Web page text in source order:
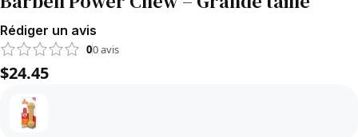
Rédiger un avis
00avis
$24.45